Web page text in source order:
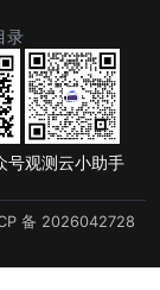
录
号观测云小助手
备 2026042728